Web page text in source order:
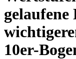
10er-